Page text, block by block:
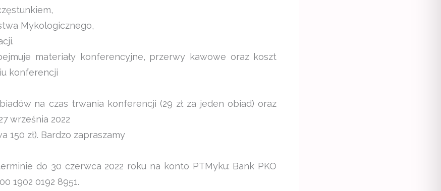
Mykologicznego,
materiały konferencyjne, przerwy kawowe oraz koszt
konferencji
na czas trwania konferencji (29 zł za jeden obiad) oraz
września 2022
150 zł). Bardzo zapraszamy
do 30 czerwca 2022 roku na konto PTMyku: Bank PKO
1902 0192 8951.